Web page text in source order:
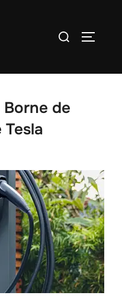
Rechercher :
Borne de